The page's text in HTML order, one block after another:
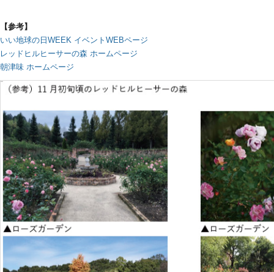
【参考】
いい地球の日WEEK イベントWEBページ
レッドヒルヒーサーの森 ホームページ
朝津味 ホームページ